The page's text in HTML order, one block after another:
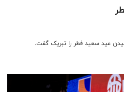
عید سعید فطر را تبریک گفت.